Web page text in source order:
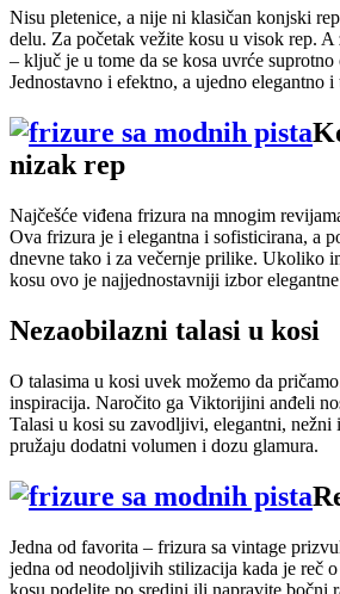
Nisu pletenice, a nije ni klasičan konjski
delu. Za početak vežite kosu u visok rep.
– ključ je u tome da se kosa uvrće
Jednostavno i efektno, a ujedno elegantno i
nizak rep
Najčešće viđena frizura na mnogim
Ova frizura je i elegantna i sofisticirana, a
dnevne tako i za večernje prilike. Ukoliko
kosu ovo je najjednostavniji izbor
Nezaobilazni talasi u kosi
O talasima u kosi uvek možemo da
inspiracija. Naročito ga Viktorijini anđeli
Talasi u kosi su zavodljivi, elegantni,
pružaju dodatni volumen i dozu glamura.
Jedna od favorita – frizura sa vintage
jedna od neodoljivih stilizacija kada je reč
kosu podelite po sredini ili napravite bočni